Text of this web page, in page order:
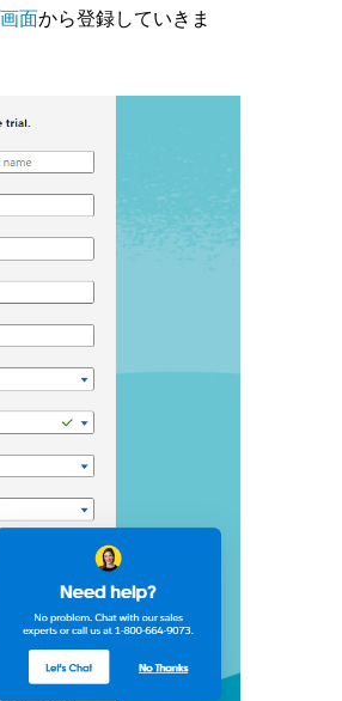
面から登録していきま